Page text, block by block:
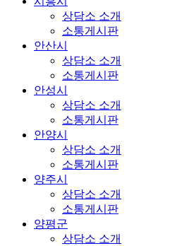
상담소 소개
소통게시판
안산시
상담소 소개
소통게시판
안성시
상담소 소개
소통게시판
안양시
상담소 소개
소통게시판
양주시
상담소 소개
소통게시판
양평군
상담소 소개